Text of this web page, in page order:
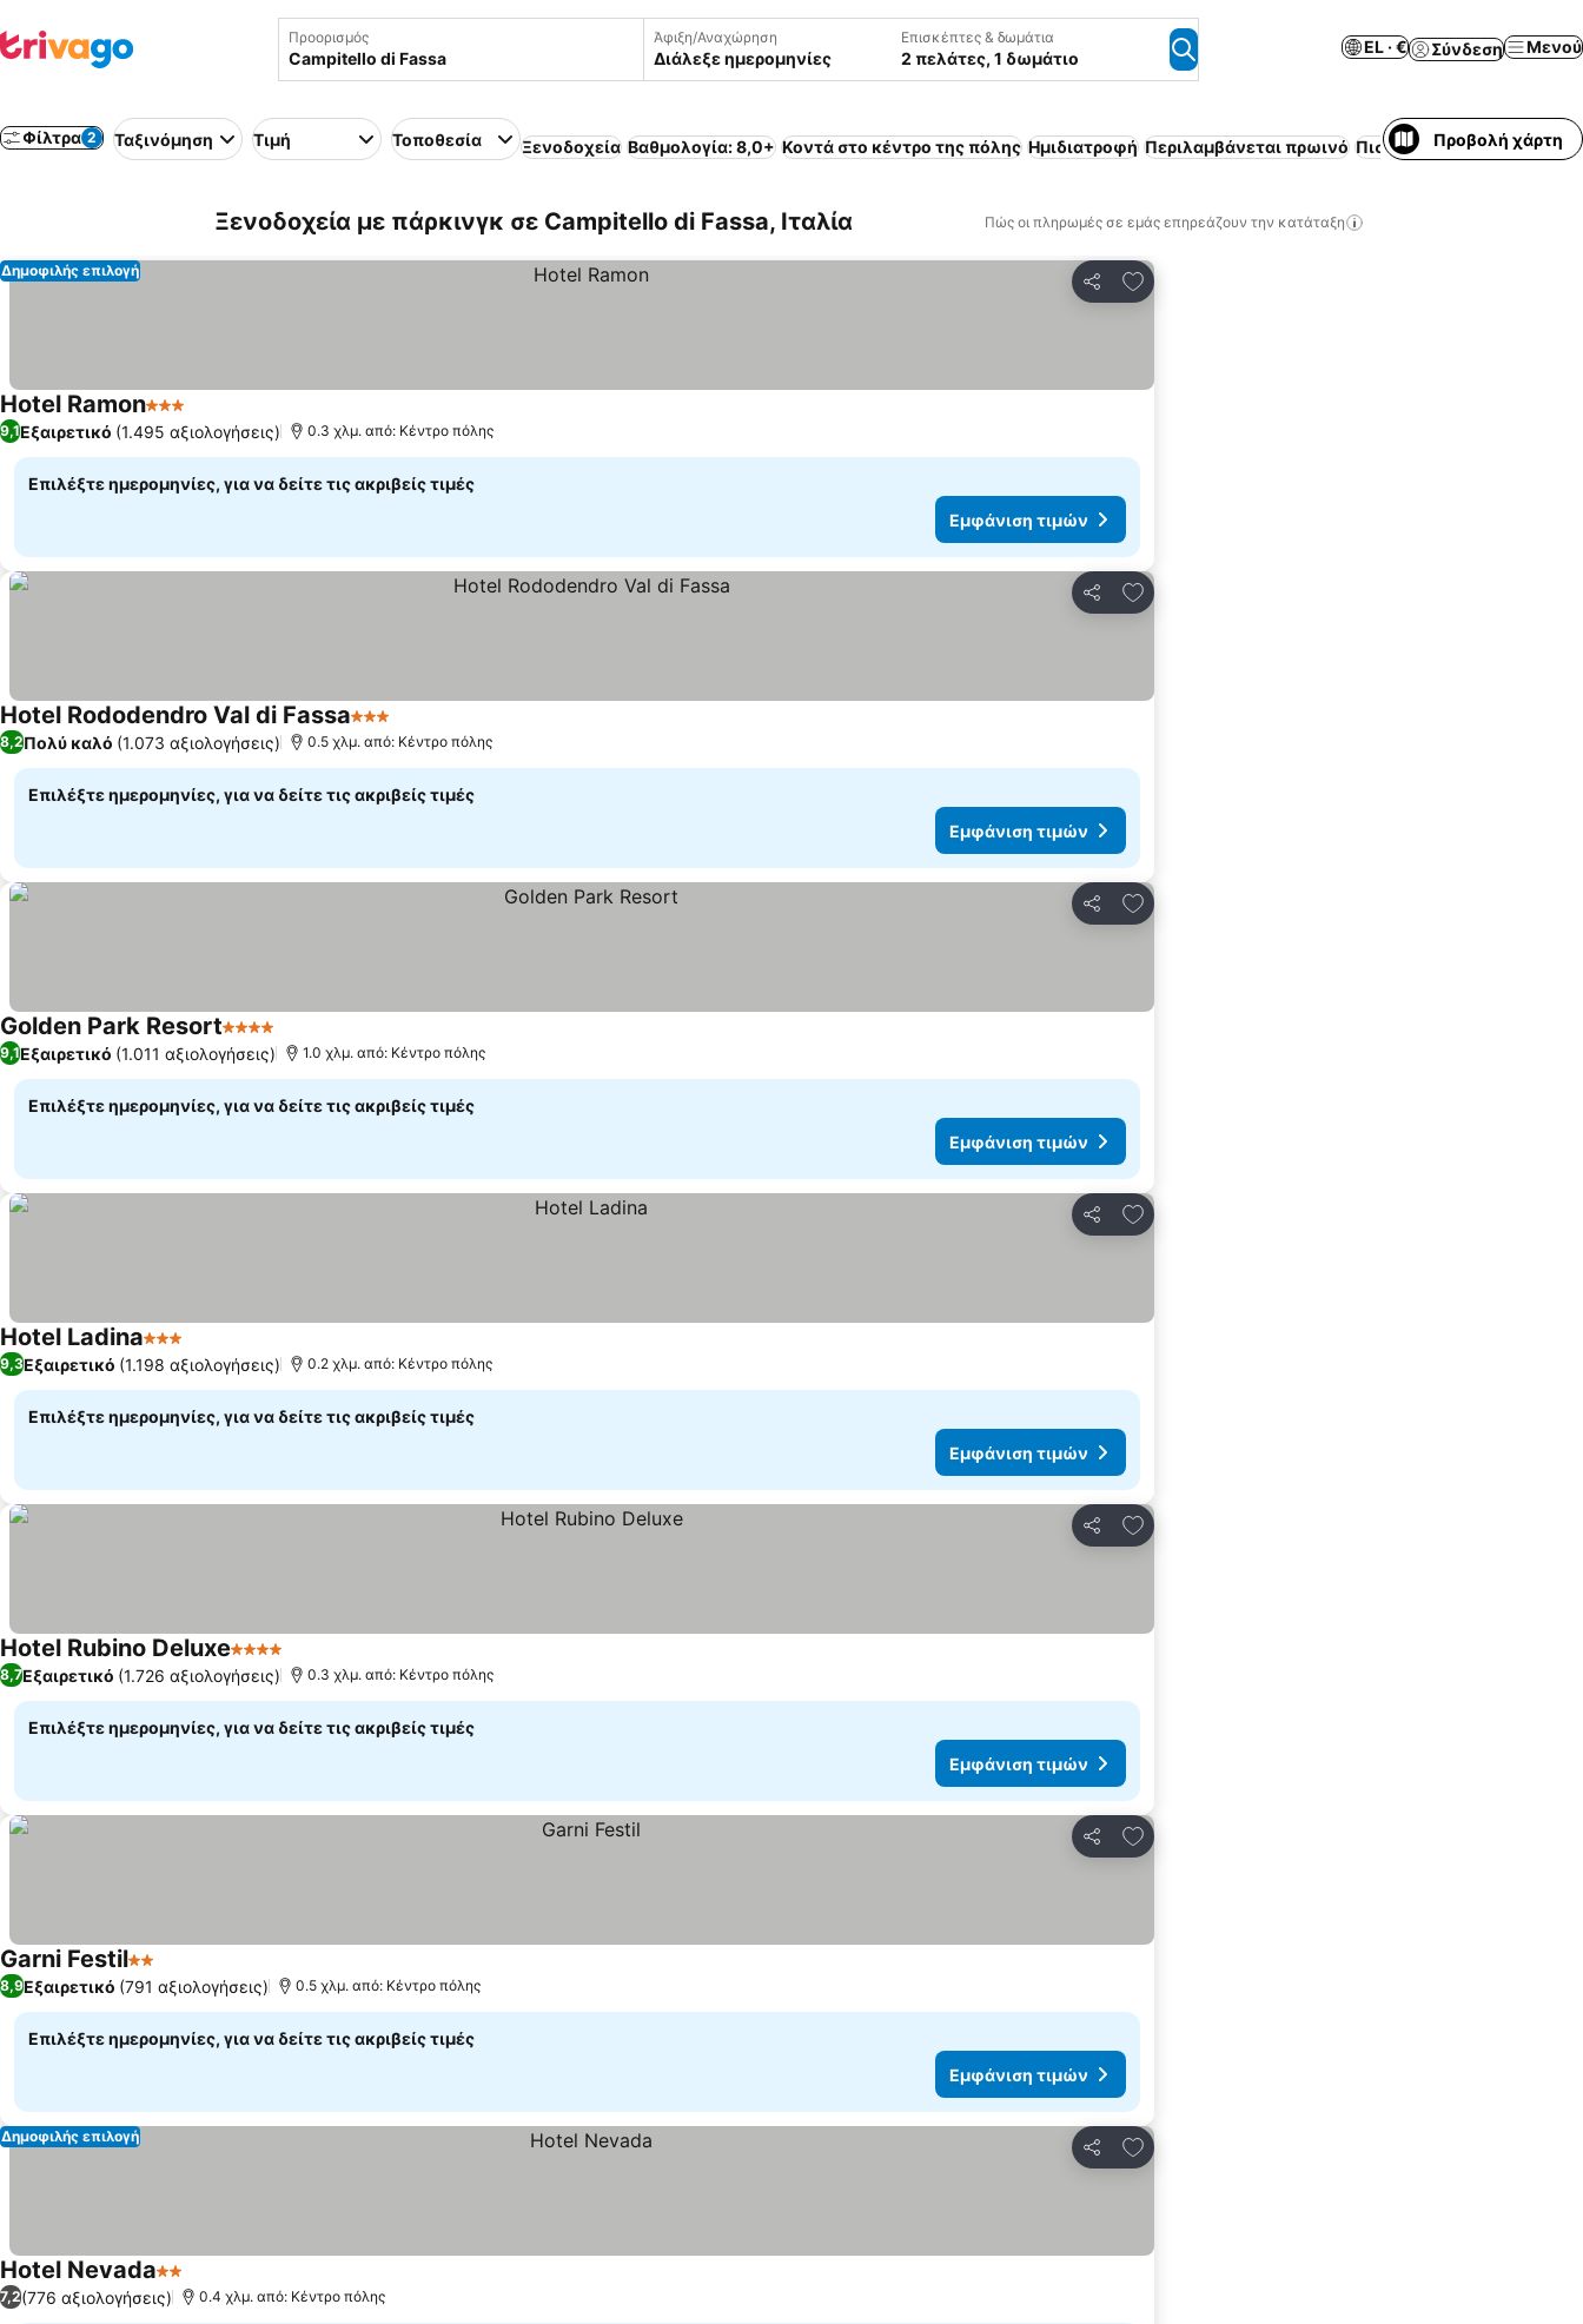
Προορισμός Άφιξη/Αναχώρηση
Διάλεξε ημερομηνίες
Επισκέπτες & δωμάτια
2 πελάτες, 1 δωμάτιο
EL · € Σύνδεση Μενού
Φίλτρα 2 Ταξινόμηση Τιμή Τοποθεσία Ξενοδοχεία Βαθμολογία: 8,0+ Κοντά στο κέντρο της πόλης Ημιδιατροφή Περιλαμβάνεται πρωινό Πισίνα Δέχεται κατοικίδια
Προβολή χάρτη
Ξενοδοχεία με πάρκινγκ σε Campitello di Fassa, Ιταλία Πώς οι πληρωμές σε εμάς επηρεάζουν την κατάταξη
Κοινοποίηση
Προσθήκη στα αγαπημένα
Δημοφιλής επιλογή
Hotel Ramon3 Αστέρια
9,1Εξαιρετικό (1.495 αξιολογήσεις) 0.3 χλμ. από: Κέντρο πόλης
Επιλέξτε ημερομηνίες, για να δείτε τις ακριβείς τιμές
Εμφάνιση τιμών
Κοινοποίηση
Προσθήκη στα αγαπημένα
Hotel Rododendro Val di Fassa3 Αστέρια
8,2Πολύ καλό (1.073 αξιολογήσεις) 0.5 χλμ. από: Κέντρο πόλης
Επιλέξτε ημερομηνίες, για να δείτε τις ακριβείς τιμές
Εμφάνιση τιμών
Κοινοποίηση
Προσθήκη στα αγαπημένα
Golden Park Resort4 Αστέρια
9,1Εξαιρετικό (1.011 αξιολογήσεις) 1.0 χλμ. από: Κέντρο πόλης
Επιλέξτε ημερομηνίες, για να δείτε τις ακριβείς τιμές
Εμφάνιση τιμών
Κοινοποίηση
Προσθήκη στα αγαπημένα
Hotel Ladina3 Αστέρια
9,3Εξαιρετικό (1.198 αξιολογήσεις) 0.2 χλμ. από: Κέντρο πόλης
Επιλέξτε ημερομηνίες, για να δείτε τις ακριβείς τιμές
Εμφάνιση τιμών
Κοινοποίηση
Προσθήκη στα αγαπημένα
Hotel Rubino Deluxe4 Αστέρια
8,7Εξαιρετικό (1.726 αξιολογήσεις) 0.3 χλμ. από: Κέντρο πόλης
Επιλέξτε ημερομηνίες, για να δείτε τις ακριβείς τιμές
Εμφάνιση τιμών
Κοινοποίηση
Προσθήκη στα αγαπημένα
Garni Festil2 Αστέρια
8,9Εξαιρετικό (791 αξιολογήσεις) 0.5 χλμ. από: Κέντρο πόλης
Επιλέξτε ημερομηνίες, για να δείτε τις ακριβείς τιμές
Εμφάνιση τιμών
Κοινοποίηση
Προσθήκη στα αγαπημένα
Δημοφιλής επιλογή
Hotel Nevada2 Αστέρια
7,2(776 αξιολογήσεις) 0.4 χλμ. από: Κέντρο πόλης